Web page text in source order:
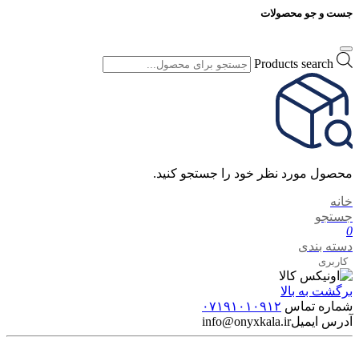
جست و جو محصولات
Products search
محصول مورد نظر خود را جستجو کنید.
خانه
جستجو
0
دسته بندی
کاربری
برگشت به بالا
شماره تماس ۰۷۱۹۱۰۱۰۹۱۲
آدرس ایمیلinfo@onyxkala.ir